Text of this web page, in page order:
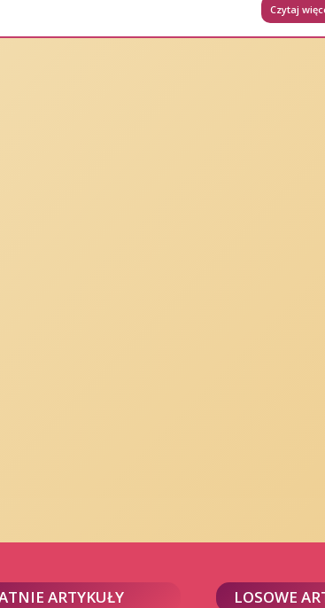
Czytaj
ARTYKUŁY LOSOWE